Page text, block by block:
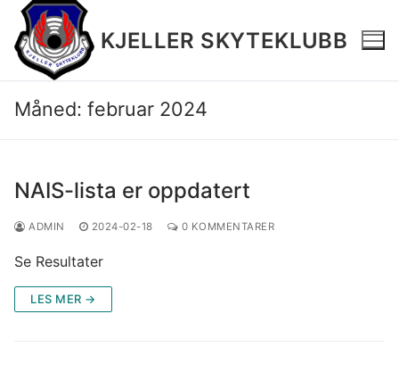
Hopp
innholdet
KJELLER SKYTEKLUBB
Terminliste 2026 v2
Resultater
Medlemsinfo
Øvelser
Måned: februar 2024
NAIS-lista er oppdatert
ADMIN 2024-02-18 0 KOMMENTARER
Se Resultater
LES MER →